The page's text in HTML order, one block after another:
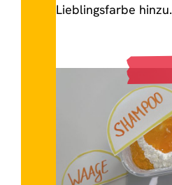
Lieblingsfarbe hinzu.